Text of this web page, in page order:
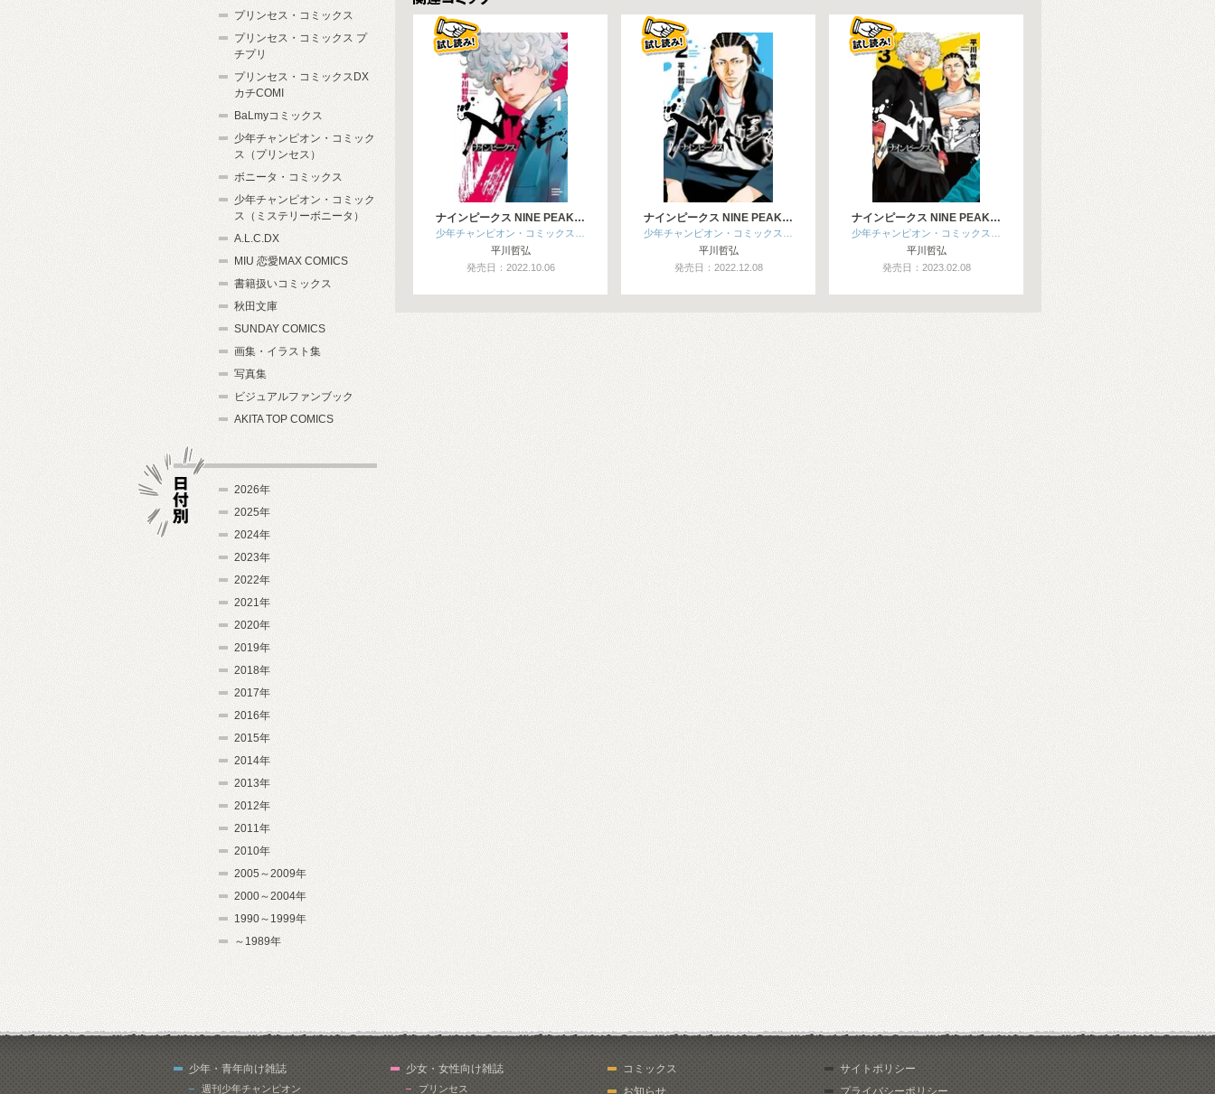
関連コミックス
ナインピークス NINE PEAK…
少年チャンピオン・コミックス…
平川哲弘
発売日：2022.10.06
ナインピークス NINE PEAK…
少年チャンピオン・コミックス…
平川哲弘
発売日：2022.12.08
ナインピークス NINE PEAK…
少年チャンピオン・コミックス…
平川哲弘
発売日：2023.02.08
プリンセス・コミックス
プリンセス・コミックス プ
チプリ
プリンセス・コミックスDX
カチCOMI
BaLmyコミックス
少年チャンピオン・コミック
ス（プリンセス）
ボニータ・コミックス
少年チャンピオン・コミック
ス（ミステリーボニータ）
A.L.C.DX
MIU 恋愛MAX COMICS
書籍扱いコミックス
秋田文庫
SUNDAY COMICS
画集・イラスト集
写真集
ビジュアルファンブック
AKITA TOP COMICS
2026年
2025年
2024年
2023年
2022年
2021年
2020年
2019年
2018年
2017年
2016年
2015年
2014年
2013年
2012年
2011年
2010年
2005～2009年
2000～2004年
1990～1999年
～1989年
少年・青年向け雑誌
週刊少年チャンピオン
少女・女性向け雑誌
プリンセス
コミックス
お知らせ
サイトポリシー
プライバシーポリシー